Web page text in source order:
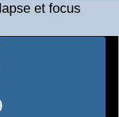
et focus